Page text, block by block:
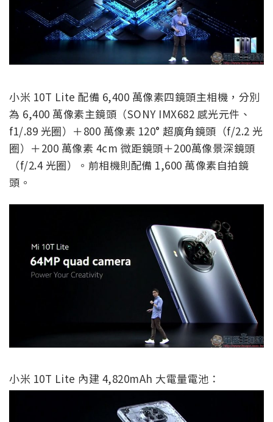
小米 10T Lite 配備 6,400 萬像素四鏡頭主相機，分別
為 6,400 萬像素主鏡頭（SONY IMX682 感光元件、
f1/.89 光圈）＋800 萬像素 120° 超廣角鏡頭（f/2.2 光
圈）＋200 萬像素 4cm 微距鏡頭＋200萬像景深鏡頭
（f/2.4 光圈）。前相機則配備 1,600 萬像素自拍鏡
頭。
小米 10T Lite 內建 4,820mAh 大電量電池：